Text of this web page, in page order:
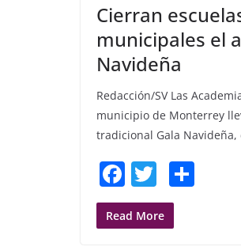
Cierran
municipales el
Navideña
Redacción/SV Las
municipio de Monterrey
tradicional Gala Navideña,
F
a
c
T
w
itt
Read More